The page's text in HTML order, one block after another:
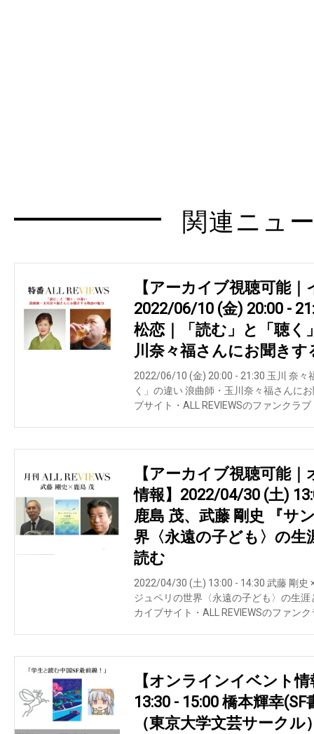
関連ニュ
【アーカイブ視聴可能
2022/06/10 (金) 20:00 -
松恋｜「読む」と「聴く
川奈々福さんにお聞きす
2022/06/10 (金) 20:00 - 21:30 玉川 奈々
く」の違い 浪曲師・玉川奈々福さんに
ブサイト・ALL REVIEWSのファンクラ
【アーカイブ視聴可能
情報】2022/04/30 (土)
鹿島 茂、武藤 剛史 『サ
界〈永遠の子ども〉の生
読む
2022/04/30 (土) 13:00 - 14:30 武藤 剛史
ジュペリの世界〈永遠の子ども〉の生
カイブサイト・ALL REVIEWSのファン
【オンラインイベント
13:30 - 15:00 橋本輝幸
（東京大学文芸サーク